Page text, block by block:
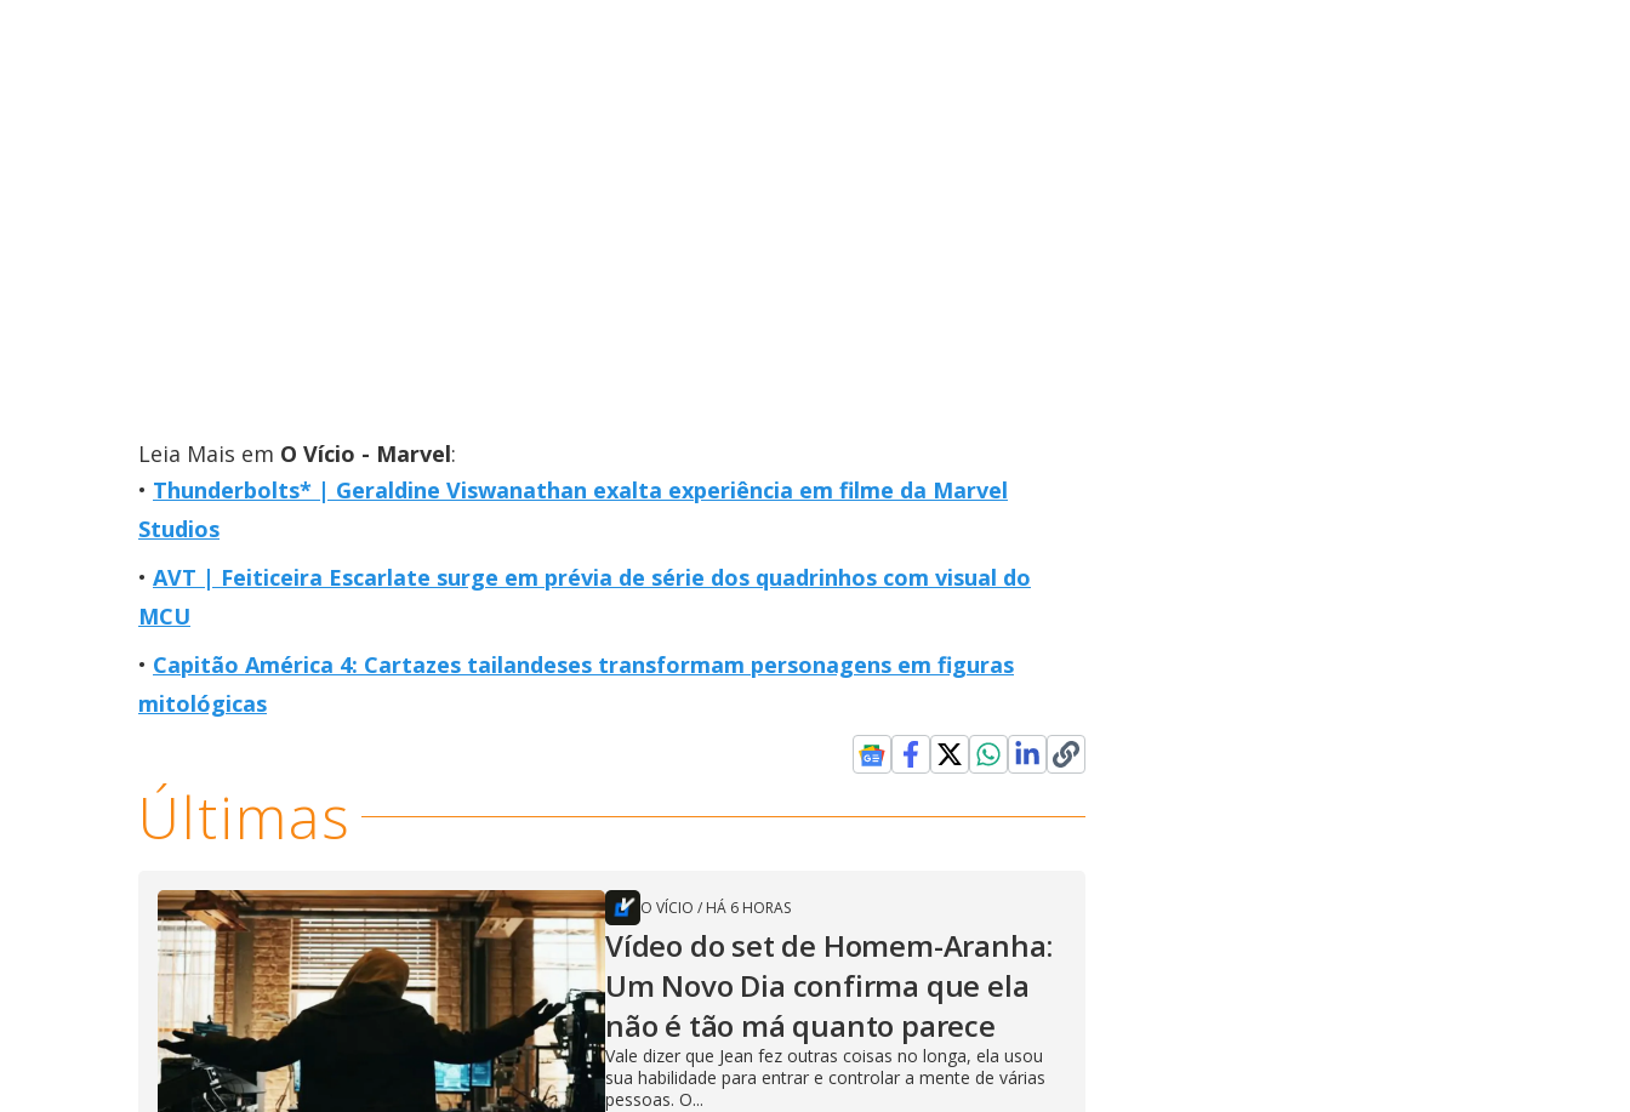
Leia Mais em O Vício - Marvel:
Thunderbolts* | Geraldine Viswanathan exalta experiência em filme da Marvel
Studios
AVT | Feiticeira Escarlate surge em prévia de série dos quadrinhos com visual do
MCU
Capitão América 4: Cartazes tailandeses transformam personagens em figuras
mitológicas
Últimas
O VÍCIO / HÁ 6 HORAS
Vídeo do set de Homem-Aranha:
Um Novo Dia confirma que ela
não é tão má quanto parece
Vale dizer que Jean fez outras coisas no longa, ela usou
sua habilidade para entrar e controlar a mente de várias
pessoas. O...